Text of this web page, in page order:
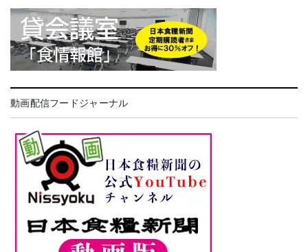
動画配信フードジャーナル